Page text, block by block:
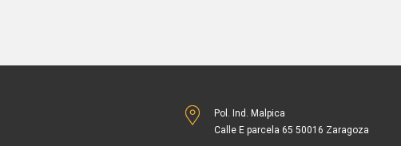
Pol. Ind. Malpica
Calle E parcela 65 50016 Zaragoza